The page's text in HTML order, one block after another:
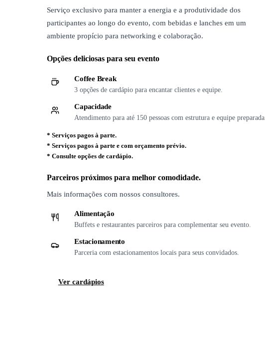
Serviço exclusivo para manter a energia e a produtividade dos
participantes ao longo do evento, com bebidas e lanches em um
ambiente propício para networking e colaboração.
Opções deliciosas para seu evento
Coffee Break
3 opções de cardápio para encantar clientes e equipe.
Capacidade
Atendimento para até 150 pessoas com estrutura e equipe preparada.
* Serviços pagos à parte.
* Serviços pagos à parte e com orçamento prévio.
* Consulte opções de cardápio.
Parceiros próximos para melhor comodidade.
Mais informações com nossos consultores.
Alimentação
Buffets e restaurantes parceiros para complementar seu evento.
Estacionamento
Parceria com estacionamentos locais para seus convidados.
Ver cardápios